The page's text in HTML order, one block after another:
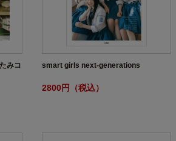
みコ
smart girls next-generations
2800円（税込）